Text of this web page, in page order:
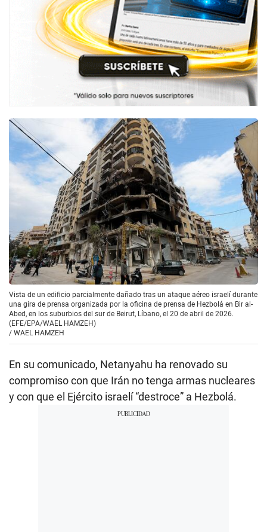
Vista de un edificio parcialmente dañado tras un ataque aéreo israelí durante
una gira de prensa organizada por la oficina de prensa de Hezbolá en Bir al-
Abed, en los suburbios del sur de Beirut, Líbano, el 20 de abril de 2026.
(EFE/EPA/WAEL HAMZEH)
/ WAEL HAMZEH
En su comunicado, Netanyahu ha renovado su
compromiso con que Irán no tenga armas nucleares
y con que el Ejército israelí “destroce” a Hezbolá.